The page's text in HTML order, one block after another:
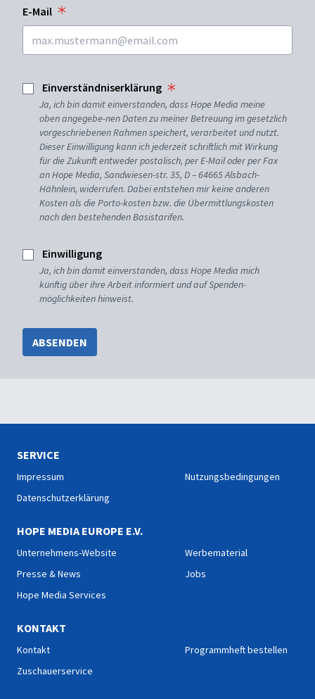
E-Mail
Einverständniserklärung
Ja, ich bin damit einverstanden, dass Hope Media meine
oben angegebe-nen Daten zu meiner Betreuung im gesetzlich
vorgeschriebenen Rahmen speichert, verarbeitet und nutzt.
Dieser Einwilligung kann ich jederzeit schriftlich mit Wirkung
für die Zukunft entweder postalisch, per E-Mail oder per Fax
an Hope Media, Sandwiesen-str. 35, D – 64665 Alsbach-
Hähnlein, widerrufen. Dabei entstehen mir keine anderen
Kosten als die Porto-kosten bzw. die Übermittlungskosten
nach den bestehenden Basistarifen.
Einwilligung
Ja, ich bin damit einverstanden, dass Hope Media mich
künftig über ihre Arbeit informiert und auf Spenden-
möglichkeiten hinweist.
ABSENDEN
SERVICE
Impressum
Datenschutzerklärung
Nutzungsbedingungen
HOPE MEDIA EUROPE E.V.
Unternehmens-Website
Presse & News
Hope Media Services
Werbematerial
Jobs
KONTAKT
Kontakt
Zuschauerservice
Programmheft bestellen